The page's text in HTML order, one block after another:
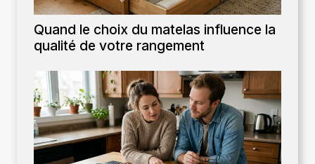
Quand le choix du matelas influence la
qualité de votre rangement